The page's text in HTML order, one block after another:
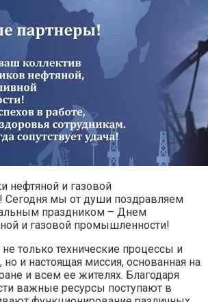
нефтяной и газовой
мы от души поздравляем
праздником – Днем
и газовой промышленности!
только технические процессы и
и настоящая миссия, основанная на
и всем ее жителях. Благодаря
важные ресурсы поступают в